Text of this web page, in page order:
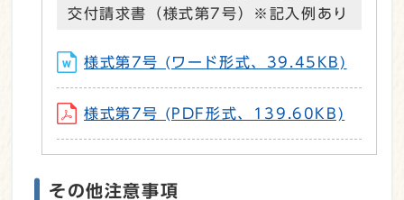
交付請求書（様式第7号）※記入例あり
様式第7号 (ワード形式、39.45KB)
様式第7号 (PDF形式、139.60KB)
その他注意事項